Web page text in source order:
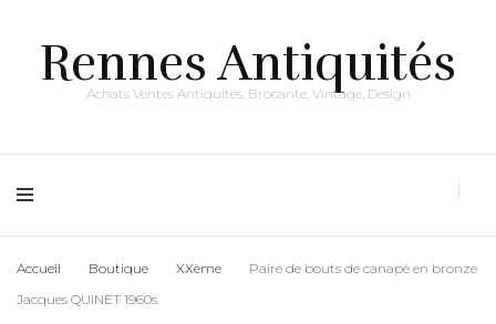
Rennes Antiquités
Achats Ventes Antiquités, Brocante, Vintage, Design
Accueil Boutique XXème
Paire de bouts de canapé en bronze
Jacques QUINET 1960s